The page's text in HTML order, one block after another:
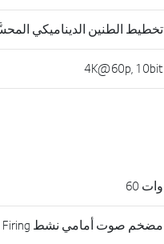
تخطيط الطنين الديناميكي
4K@60p, 10bit
وات 60
مضخم صوت أمامي نشط Front Firing